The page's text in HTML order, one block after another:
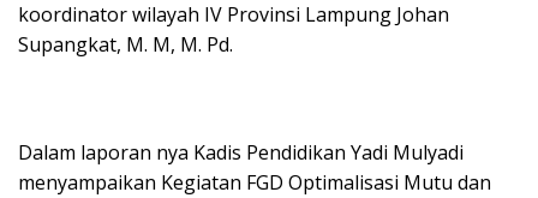
koordinator wilayah IV Provinsi Lampung Johan
Supangkat, M. M, M. Pd.
Dalam laporan nya Kadis Pendidikan Yadi Mulyadi
menyampaikan Kegiatan FGD Optimalisasi Mutu dan